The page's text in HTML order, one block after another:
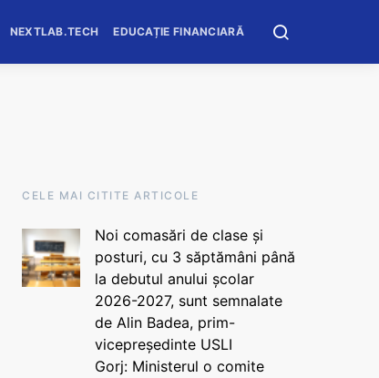
NEXTLAB.TECH EDUCAȚIE FINANCIARĂ
CELE MAI CITITE ARTICOLE
Noi comasări de clase și
posturi, cu 3 săptămâni până
la debutul anului școlar
2026-2027, sunt semnalate
de Alin Badea, prim-
vicepreședinte USLI
Gorj: Ministerul o comite